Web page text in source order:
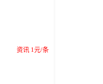
资讯 1元/条